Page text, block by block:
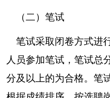
（二）笔试
笔试采取闭卷方式进
人员参加笔试，笔试总
分及以上的为合格。笔